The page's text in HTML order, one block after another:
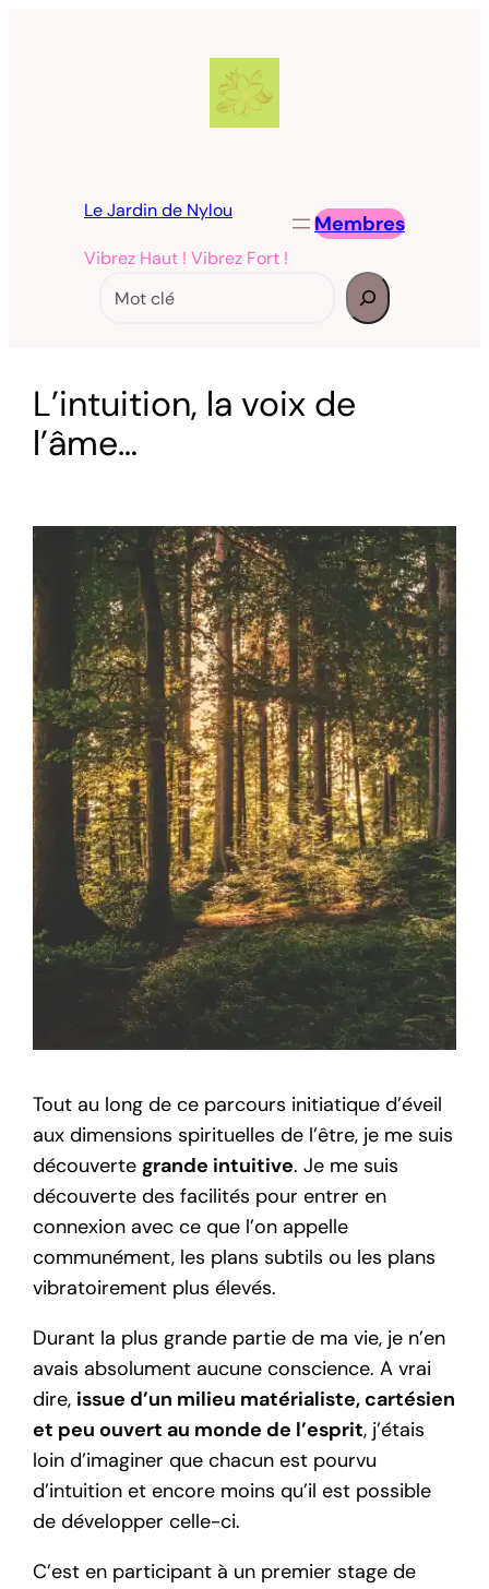
Le Jardin de Nylou
Vibrez Haut ! Vibrez Fort !
Membres
Rechercher
L’intuition, la voix de
l’âme…
Tout au long de ce parcours initiatique d’éveil
aux dimensions spirituelles de l’être, je me suis
découvertegrande intuitive. Je me suis
découverte des facilités pour entrer en
connexion avec ce que l’on appelle
communément, les plans subtils ou les plans
vibratoirement plus élevés.
Durant la plus grande partie de ma vie, je n’en
avais absolument aucune conscience. A vrai
dire, issue d’un milieu matérialiste, cartésien
et peu ouvert au monde de l’esprit, j’étais
loin d’imaginer que chacun est pourvu
d’intuition et encore moins qu’il est possible
de développer celle-ci.
C’est en participant à un premier stage de